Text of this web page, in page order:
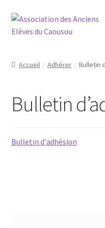
Aller
à
Aller
au
Agenda
Accueil Adhérer Bulletin
Bulletin
Bulletin d'adhésion